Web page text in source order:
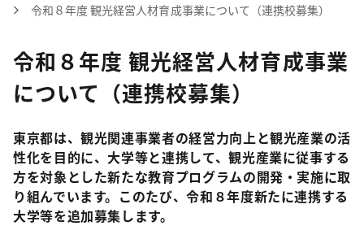
令和８年度 観光経営人材育成事業について（連携校募集）
令和８年度 観光経営人材育成事業
について（連携校募集）
東京都は、観光関連事業者の経営力向上と観光産業の活
性化を目的に、大学等と連携して、観光産業に従事する
方を対象とした新たな教育プログラムの開発・実施に取
り組んでいます。このたび、令和８年度新たに連携する
大学等を追加募集します。